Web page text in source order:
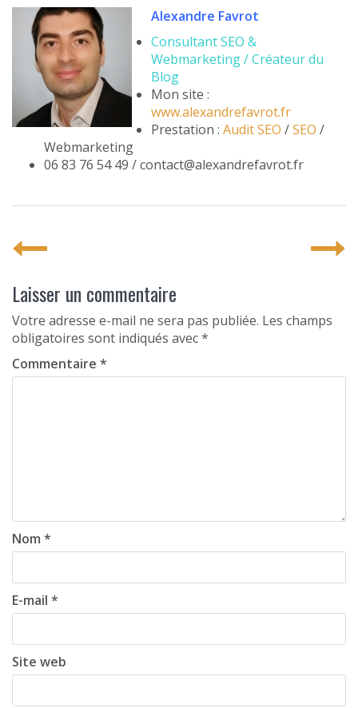
Alexandre Favrot
Consultant SEO &
Webmarketing / Créateur du
Blog
Mon site :
www.alexandrefavrot.fr
Prestation : Audit SEO /SEO /
Webmarketing
06 83 76 54 49 / contact@alexandrefavrot.fr
P
o
s
t
n
a
i
o
n
Laisser un commentaire
Votre adresse e-mail ne sera pas publiée. Les champs
obligatoires sont indiqués avec*
Commentaire *
Nom *
E-mail *
Site web